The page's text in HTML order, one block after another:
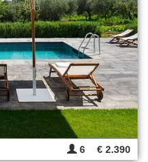
6 € 2.390